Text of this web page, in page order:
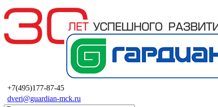
+7(495)177-87-45
dveri@guardian-mck.ru